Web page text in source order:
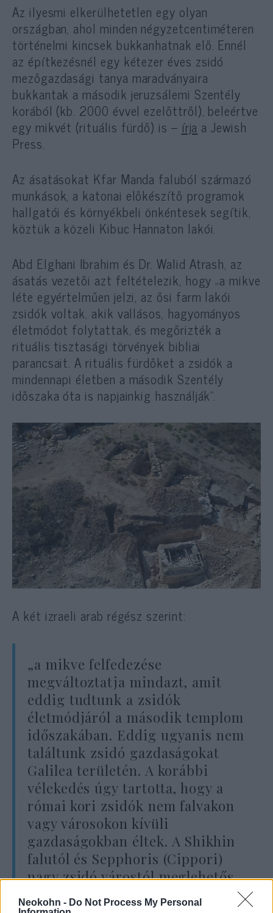
Neokohn - Do Not Process My Personal
Az ilyesmi elkerülhetetlen egy olyan
országban, ahol minden négyzetcentiméteren
történelmi kincsek bukkanhatnak elő. Ennél
az építkezésnél egy kétezer éves zsidó
mezőgazdasági tanya maradványaira
bukkantak a második jeruzsálemi Szentély
korából (kb. 2000 évvel ezelőttről), beleértve
egy mikvét (rituális fürdő) is – írja a Jewish
Press.
Az ásatásokat Kfar Manda faluból származó
munkások, a katonai előkészítő programok
hallgatói és környékbeli önkéntesek segítik,
köztük a közeli Kibuc Hannaton lakói.
Abd Elghani Ibrahim és Dr. Walid Atrash, az
ásatás vezetői azt feltételezik, hogy „a mikve
léte egyértelműen jelzi, az ősi farm lakói
zsidók voltak, akik vallásos, hagyományos
életmódot folytattak, és megőrizték a
rituális tisztasági törvények bibliai
parancsait. A rituális fürdőket a zsidók a
mindennapi életben a második Szentély
időszaka óta is napjainkig használják”.
A két izraeli arab régész szerint:
„a mikve felfedezése
megváltoztatja mindazt, amit
eddig tudtunk a zsidók
életmódjáról a második templom
időszakában. Eddig ugyanis nem
találtunk zsidó gazdaságokat
Galilea területén. A korábbi
vélekedés úgy tartotta, hogy a
római kori zsidók nem falvakon
vagy városokon kívüli
gazdaságokban éltek. A Shikhin
falutól és Sepphoris (Cippori)
nagy zsidó várostól meglehetős
távolságban elhelyezkedő tanya